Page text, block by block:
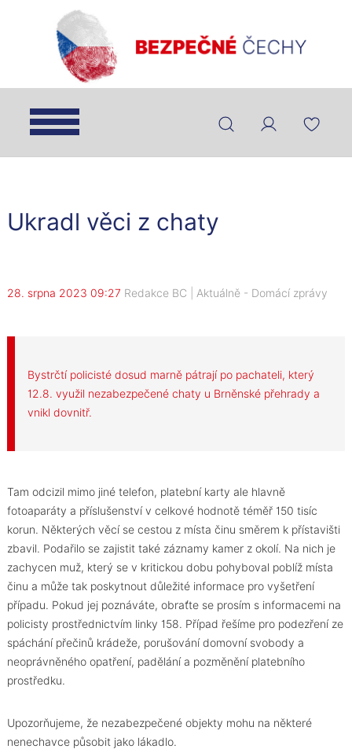
Ukradl věci z chaty
28. srpna 2023 09:27 Redakce BC Aktuálně- Domácí zprávy
Bystrčtí policisté dosud marně pátrají po pachateli, který
12.8. využil nezabezpečené chaty u Brněnské přehrady a
vnikl dovnitř.
Tam odcizil mimo jiné telefon, platební karty ale hlavně
fotoaparáty a příslušenství v celkové hodnotě téměř 150 tisíc
korun. Některých věcí se cestou z místa činu směrem k přístavišti
zbavil. Podařilo se zajistit také záznamy kamer z okolí. Na nich je
zachycen muž, který se v kritickou dobu pohyboval poblíž místa
činu a může tak poskytnout důležité informace pro vyšetření
případu. Pokud jej poznáváte, obraťte se prosím s informacemi na
policisty prostřednictvím linky 158. Případ řešíme pro podezření ze
spáchání přečinů krádeže, porušování domovní svobody a
neoprávněného opatření, padělání a pozměnění platebního
prostředku.
Upozorňujeme, že nezabezpečené objekty mohu na některé
nenechavce působit jako lákadlo.